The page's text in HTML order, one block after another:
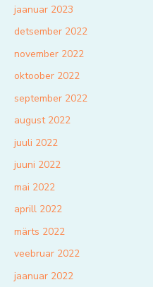
jaanuar 2023
detsember 2022
november 2022
oktoober 2022
september 2022
august 2022
juuli 2022
juuni 2022
mai 2022
aprill 2022
märts 2022
veebruar 2022
jaanuar 2022